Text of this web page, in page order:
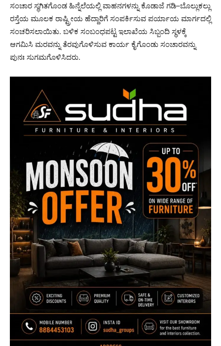
ಸಂಚಾರ ಸ್ಥಗಿತಗೊಂಡ ಹಿನ್ನೆಲೆಯಲ್ಲಿ ವಾಹನಗಳನ್ನು ಕೊಡಾಜೆ ಗಡಿ–ಬೊಲ್ಲುಕಲ್ಲು
ರಸ್ತೆಯ ಮೂಲಕ ರಾಷ್ಟ್ರೀಯ ಹೆದ್ದಾರಿಗೆ ಸಂಪರ್ಕಿಸುವ ಪರ್ಯಾಯ ಮಾರ್ಗದಲ್ಲಿ
ಸಂಚರಿಸಲಾಯಿತು. ಬಳಿಕ ಸಂಬಂಧಪಟ್ಟ ಇಲಾಖೆಯ ಸಿಬ್ಬಂದಿ ಸ್ಥಳಕ್ಕೆ
ಆಗಮಿಸಿ ಮರವನ್ನು ತೆರವುಗೊಳಿಸುವ ಕಾರ್ಯ ಕೈಗೊಂಡು ಸಂಚಾರವನ್ನು
ಪುನಃ ಸುಗಮಗೊಳಿಸಿದರು.